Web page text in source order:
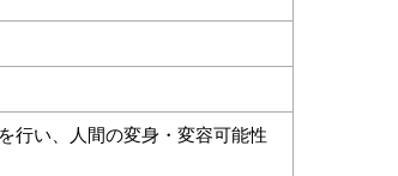
行い、人間の変身・変容可能性